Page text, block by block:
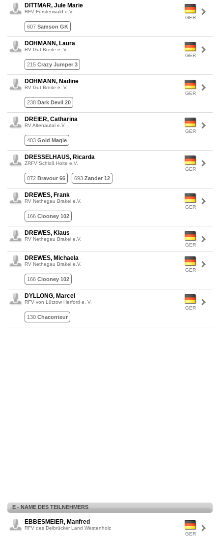
GER
DITTMAR, Jule Marie
RFV Fürstenwald e.V.
607 Samson GK
GER
DOHMANN, Laura
RV Gut Breite e. V.
215 Crazy Jumper 3
GER
DOHMANN, Nadine
RV Gut Breite e. V.
238 Dark Devil 20
GER
DREIER, Catharina
RV Altenautal e.V.
403 Gold Magie
GER
DRESSELHAUS, Ricarda
ZRFV Schloß Holte e.V.
072 Bravour 66 693 Zander 12
GER
DREWES, Frank
RV Nethegau Brakel e.V.
166 Clooney 102
GER
DREWES, Klaus
RV Nethegau Brakel e.V.
GER
DREWES, Michaela
RV Nethegau Brakel e.V.
166 Clooney 102
GER
DYLLONG, Marcel
RFV von Lützow Herford e. V.
130 Chaconteur
E - NAME DES TEILNEHMERS
GER
EBBESMEIER, Manfred
RFV des Delbrücker Land Westenholz